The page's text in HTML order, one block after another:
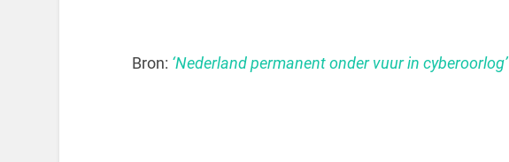
Bron: ‘Nederland permanent onder vuur in cyberoorlog’